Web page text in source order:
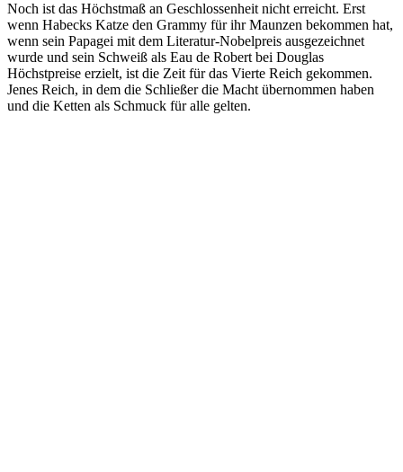
Noch ist das Höchstmaß an Geschlossenheit nicht erreicht. Erst
wenn Habecks Katze den Grammy für ihr Maunzen bekommen hat,
wenn sein Papagei mit dem Literatur-Nobelpreis ausgezeichnet
wurde und sein Schweiß als Eau de Robert bei Douglas
Höchstpreise erzielt, ist die Zeit für das Vierte Reich gekommen.
Jenes Reich, in dem die Schließer die Macht übernommen haben
und die Ketten als Schmuck für alle gelten.